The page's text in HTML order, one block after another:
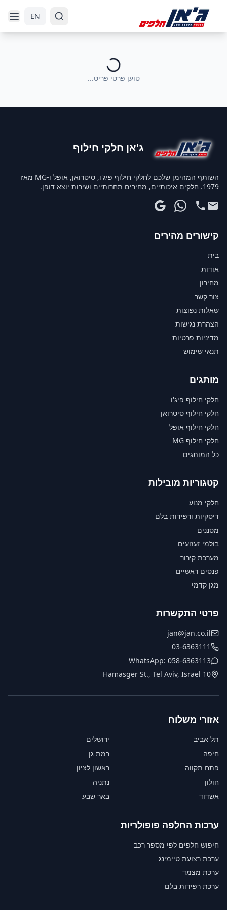
EN
טוען פרטי פריט...
ג'אן חלקי חילוף
השותף המהימן שלכם לחלקי חילוף פיג'ו, סיטרואן, אופל ו-MG מאז
1979. חלקים איכותיים, מחירים תחרותיים ושירות יוצא דופן.
קישורים מהירים
בית
אודות
מחירון
צור קשר
שאלות נפוצות
הצהרת נגישות
מדיניות פרטיות
תנאי שימוש
מותגים
חלקי חילוף פיג'ו
חלקי חילוף סיטרואן
חלקי חילוף אופל
חלקי חילוף MG
כל המותגים
קטגוריות מובילות
חלקי מנוע
דיסקיות ורפידות בלם
מסננים
בולמי זעזועים
מערכת קירור
פנסים ראשיים
מגן קדמי
פרטי התקשרות
jan@jan.co.il
03-6363111
WhatsApp: 058-6363113
10 Hamasger St., Tel Aviv, Israel
אזורי משלוח
תל אביב
ירושלים
חיפה
רמת גן
פתח תקווה
ראשון לציון
חולון
נתניה
אשדוד
באר שבע
ערכות החלפה פופולריות
חיפוש חלפים לפי מספר רכב
ערכת רצועת טיימינג
ערכת מצמד
ערכת רפידות בלם